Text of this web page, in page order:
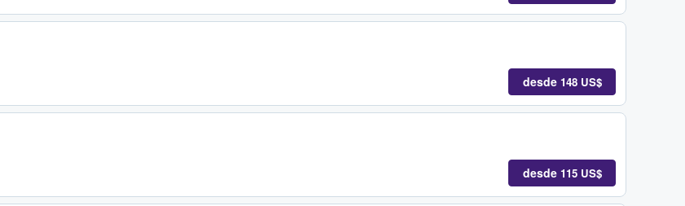
desde 148 US$
desde 115 US$